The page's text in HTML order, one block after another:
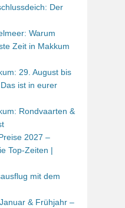
Der
Warum
Zeit in Makkum
29. August bis
ist in eurer
Rondvaarten &
2027 –
Top-Zeiten |
mit dem
& Frühjahr –